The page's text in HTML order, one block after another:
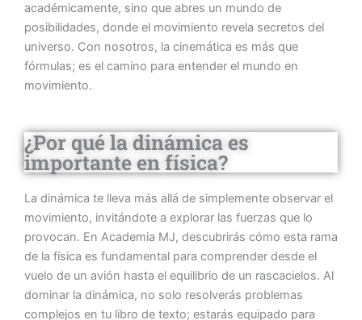
académicamente, sino que abres un mundo de
posibilidades, donde el movimiento revela secretos del
universo. Con nosotros, la cinemática es más que
fórmulas; es el camino para entender el mundo en
movimiento.
¿Por qué la dinámica es
importante en física?
La dinámica te lleva más allá de simplemente observar el
movimiento, invitándote a explorar las fuerzas que lo
provocan. En Academia MJ, descubrirás cómo esta rama
de la física es fundamental para comprender desde el
vuelo de un avión hasta el equilibrio de un rascacielos. Al
dominar la dinámica, no solo resolverás problemas
complejos en tu libro de texto; estarás equipado para